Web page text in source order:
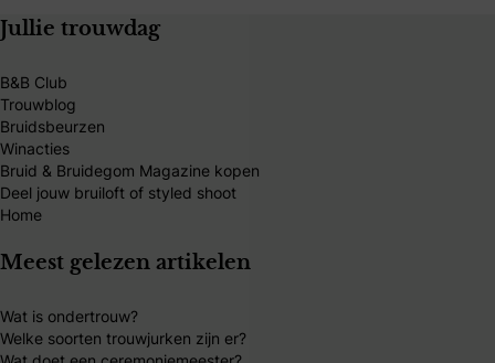
Jullie trouwdag
B&B Club
Trouwblog
Bruidsbeurzen
Winacties
Bruid & Bruidegom Magazine kopen
Deel jouw bruiloft of styled shoot
Home
Meest gelezen artikelen
Wat is ondertrouw?
Welke soorten trouwjurken zijn er?